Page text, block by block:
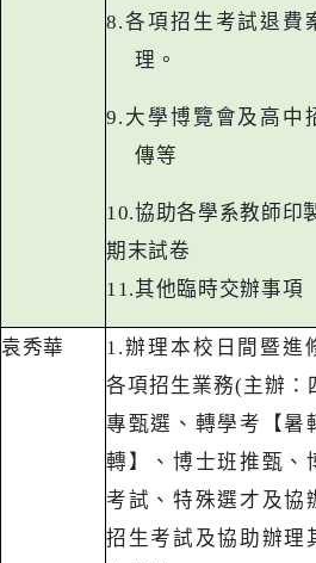
8.各項招生考試退費
理。
9. 大學博覽會及高中
傳等
10.協助各學系教師印
期末試卷
11.其他臨時交辦事項
袁秀華 1.辦理本校日間暨進
各項招生業務(主辦：
專甄選、轉學考【暑
轉】、博士班推甄、
考試、特殊選才及協
招生考試及協助辦理